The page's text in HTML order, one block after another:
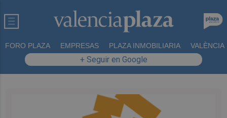
FORO PLAZA EMPRESAS PLAZA INMOBILIARIA VALÈNCIA
+ Seguir en Google